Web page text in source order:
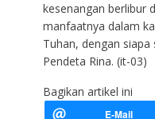
kesenangan berlibur
manfaatnya dalam
Tuhan, dengan
Pendeta Rina. (it-03)
Bagikan artikel ini